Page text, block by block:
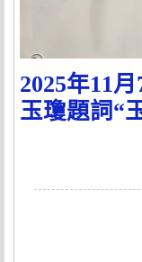
2025年11月
玉瓊題詞“